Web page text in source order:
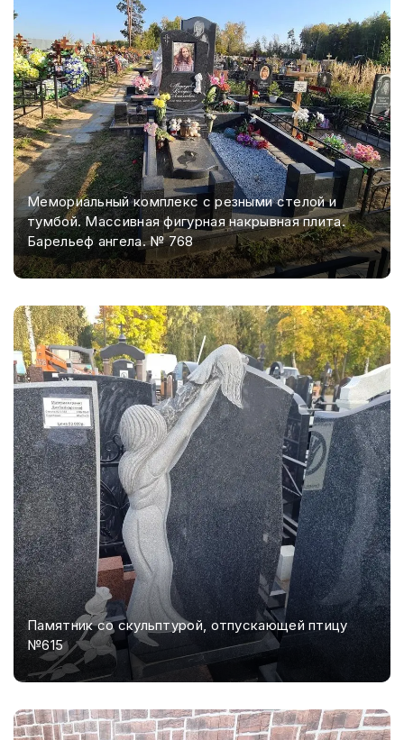
Мемориальный комплекс с резными стелой и
тумбой. Массивная фигурная накрывная плита.
Барельеф ангела. № 768
Памятник со скульптурой, отпускающей птицу
№615